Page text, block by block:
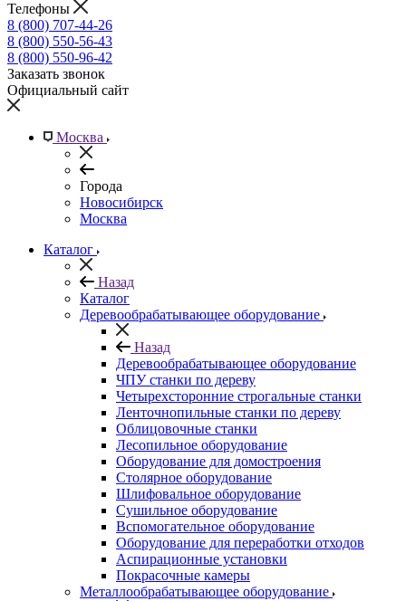
Телефоны
8 (800) 707-44-26
8 (800) 550-56-43
8 (800) 550-96-42
Заказать звонок
Официальный сайт
Москва
Города
Новосибирск
Москва
Каталог
Назад
Каталог
Деревообрабатывающее оборудование
Назад
Деревообрабатывающее оборудование
ЧПУ станки по дереву
Четырехсторонние строгальные станки
Ленточнопильные станки по дереву
Облицовочные станки
Лесопильное оборудование
Оборудование для домостроения
Столярное оборудование
Шлифовальное оборудование
Сушильное оборудование
Вспомогательное оборудование
Оборудование для переработки отходов
Аспирационные установки
Покрасочные камеры
Металлообрабатывающее оборудование